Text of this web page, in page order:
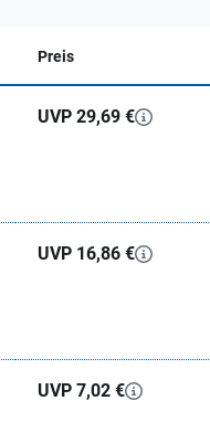
Preis
UVP 29,69 €
UVP 16,86 €
UVP 7,02 €